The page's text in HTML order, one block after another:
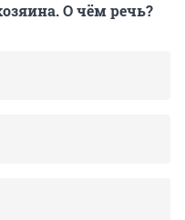
О чём речь?